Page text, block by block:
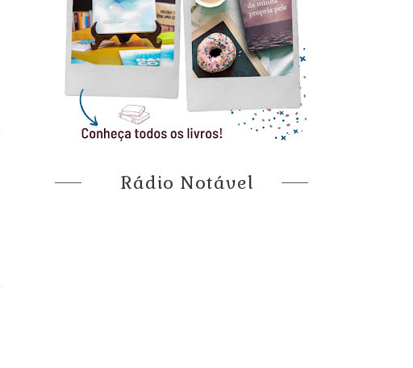
Rádio Notável